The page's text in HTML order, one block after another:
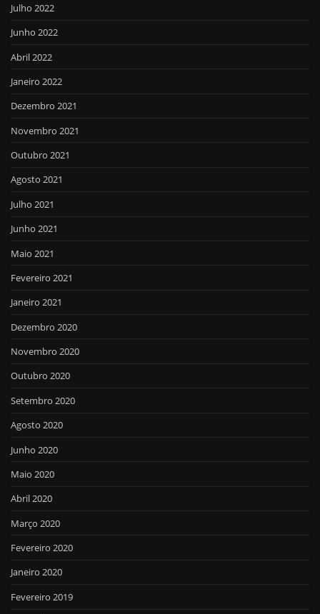
Julho 2022
Junho 2022
Abril 2022
Janeiro 2022
Dezembro 2021
Novembro 2021
Outubro 2021
Agosto 2021
Julho 2021
Junho 2021
Maio 2021
Fevereiro 2021
Janeiro 2021
Dezembro 2020
Novembro 2020
Outubro 2020
Setembro 2020
Agosto 2020
Junho 2020
Maio 2020
Abril 2020
Março 2020
Fevereiro 2020
Janeiro 2020
Fevereiro 2019